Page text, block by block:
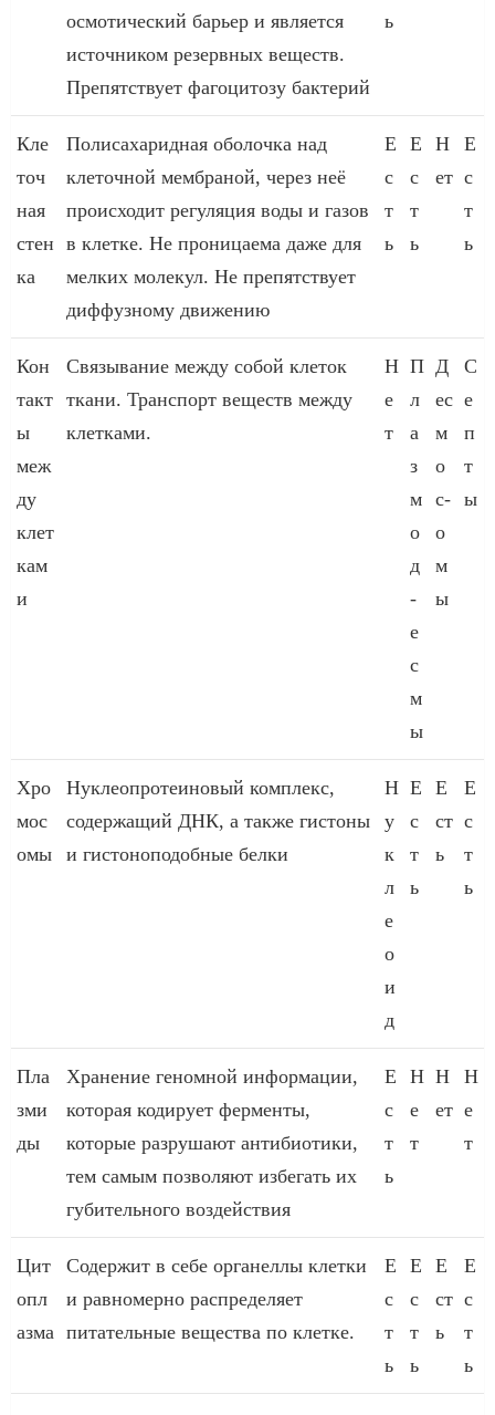
осмотический барьер и является
источником резервных веществ.
Препятствует фагоцитозу бактерий
ь
Кле
точ
ная
стен
ка
Полисахаридная оболочка над
клеточной мембраной, через неё
происходит регуляция воды и газов
в клетке. Не проницаема даже для
мелких молекул. Не препятствует
диффузному движению
Е
с
т
ь
Е
с
т
ь
Н
ет
Е
с
т
ь
Кон
такт
ы
меж
ду
клет
кам
и
Связывание между собой клеток
ткани. Транспорт веществ между
клетками.
Н
е
т
П
л
а
з
м
о
д
-
е
с
м
ы
Д
ес
м
о
с-
о
м
ы
С
е
п
т
ы
Хро
мос
омы
Нуклеопротеиновый комплекс,
содержащий ДНК, а также гистоны
и гистоноподобные белки
Н
у
к
л
е
о
и
д
Е
с
т
ь
Е
ст
ь
Е
с
т
ь
Пла
зми
ды
Хранение геномной информации,
которая кодирует ферменты,
которые разрушают антибиотики,
тем самым позволяют избегать их
губительного воздействия
Е
с
т
ь
Н
е
т
Н
ет
Н
е
т
Цит
опл
азма
Содержит в себе органеллы клетки
и равномерно распределяет
питательные вещества по клетке.
Е
с
т
ь
Е
с
т
ь
Е
ст
ь
Е
с
т
ь